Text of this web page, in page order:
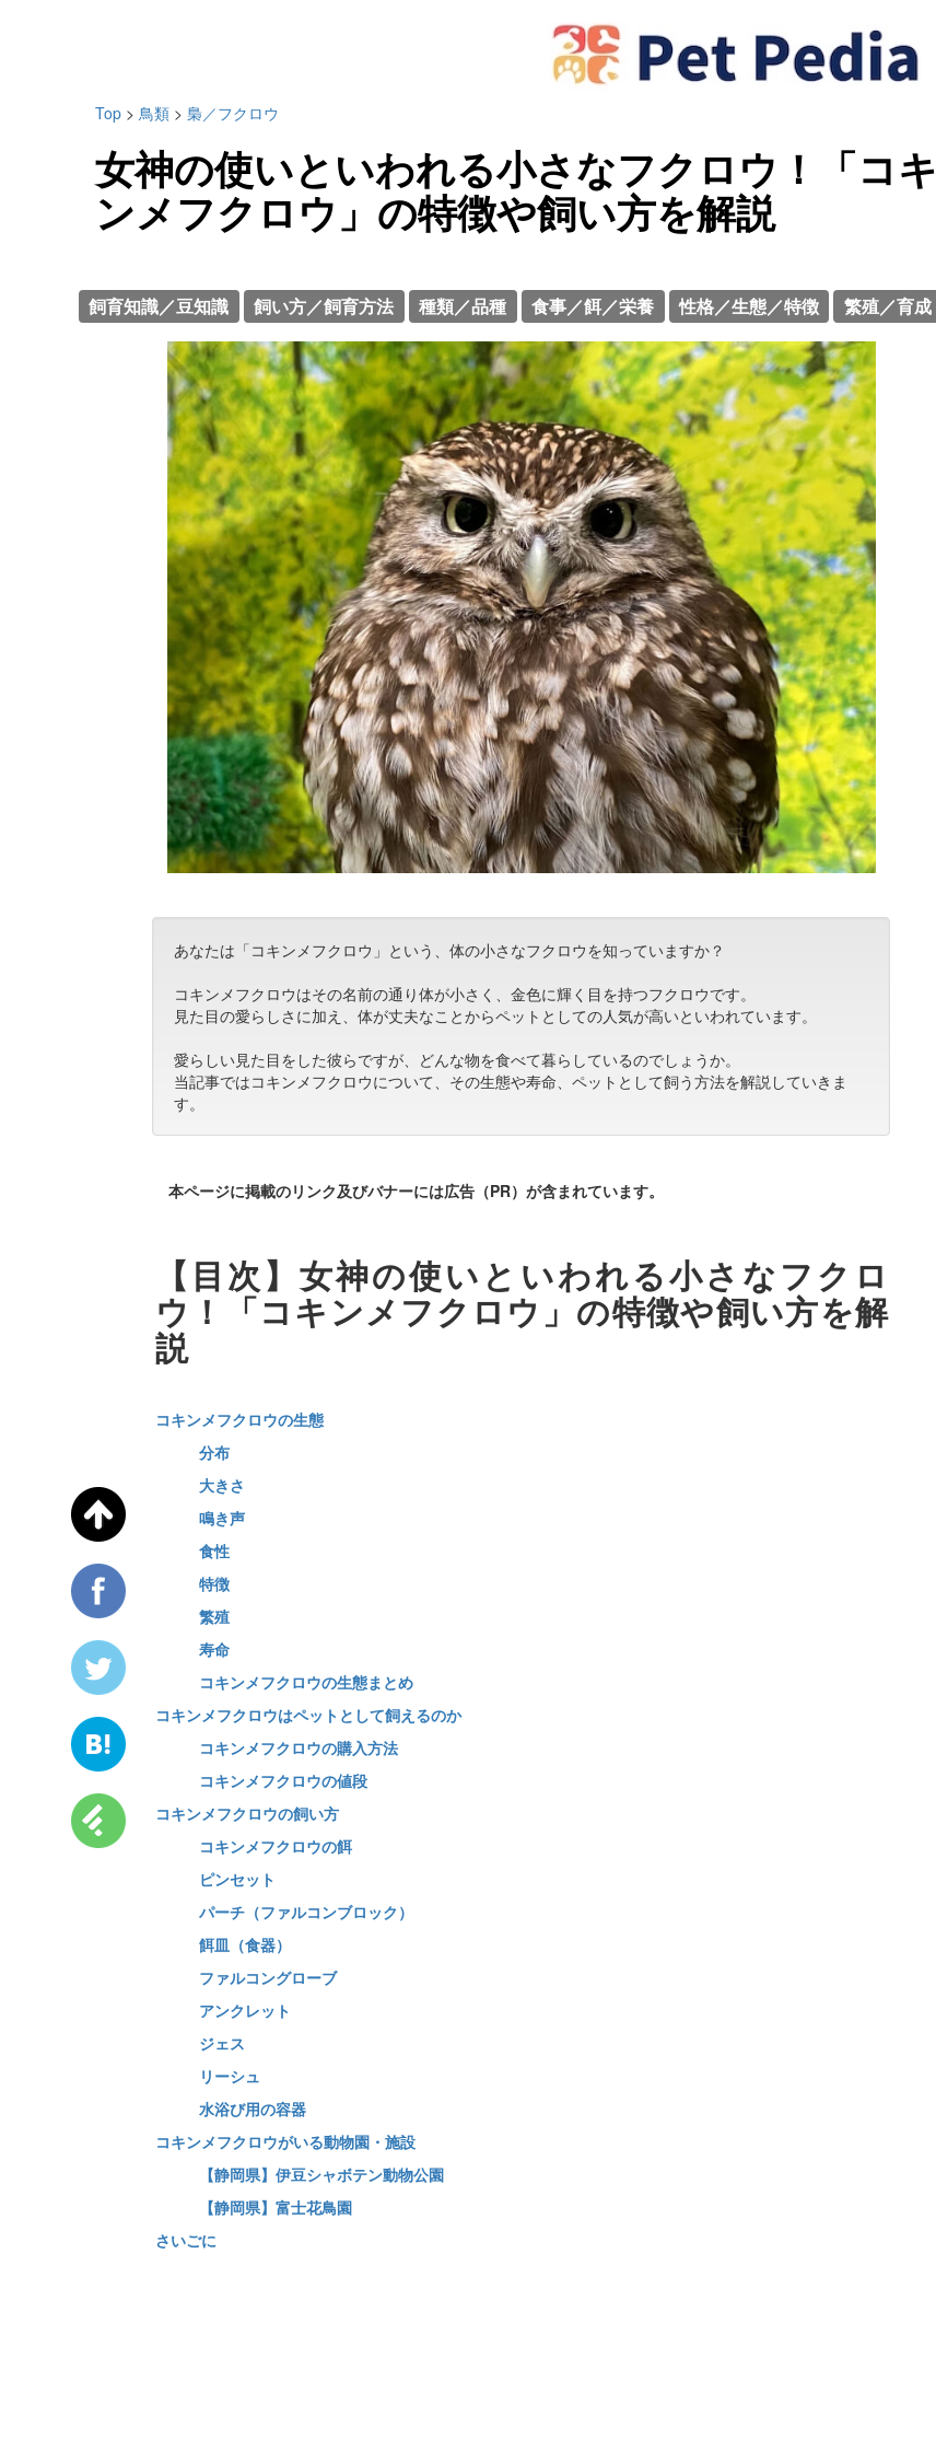
Top > 鳥類 > 梟／フクロウ
女神の使いといわれる小さなフクロウ！「コキ
ンメフクロウ」の特徴や飼い方を解説
飼育知識／豆知識 飼い方／飼育方法 種類／品種 食事／餌／栄養 性格／生態／特徴 繁殖／育成
あなたは「コキンメフクロウ」という、体の小さなフクロウを知っていますか？
コキンメフクロウはその名前の通り体が小さく、金色に輝く目を持つフクロウです。
見た目の愛らしさに加え、体が丈夫なことからペットとしての人気が高いといわれています。
愛らしい見た目をした彼らですが、どんな物を食べて暮らしているのでしょうか。
当記事ではコキンメフクロウについて、その生態や寿命、ペットとして飼う方法を解説していきま
す。
本ページに掲載のリンク及びバナーには広告（PR）が含まれています。
【目次】女神の使いといわれる小さなフクロ
ウ！「コキンメフクロウ」の特徴や飼い方を解
説
コキンメフクロウの生態
分布
大きさ
鳴き声
食性
特徴
繁殖
寿命
コキンメフクロウの生態まとめ
コキンメフクロウはペットとして飼えるのか
コキンメフクロウの購入方法
コキンメフクロウの値段
コキンメフクロウの飼い方
コキンメフクロウの餌
ピンセット
パーチ（ファルコンブロック）
餌皿（食器）
ファルコングローブ
アンクレット
ジェス
リーシュ
水浴び用の容器
コキンメフクロウがいる動物園・施設
【静岡県】伊豆シャボテン動物公園
【静岡県】富士花鳥園
さいごに